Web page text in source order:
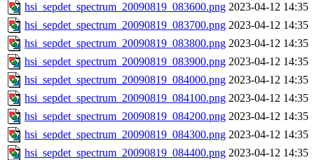
hsi_sepdet_spectrum_20090819_083600.png 2023-04-12 14:35
hsi_sepdet_spectrum_20090819_083700.png 2023-04-12 14:35
hsi_sepdet_spectrum_20090819_083800.png 2023-04-12 14:35
hsi_sepdet_spectrum_20090819_083900.png 2023-04-12 14:35
hsi_sepdet_spectrum_20090819_084000.png 2023-04-12 14:35
hsi_sepdet_spectrum_20090819_084100.png 2023-04-12 14:35
hsi_sepdet_spectrum_20090819_084200.png 2023-04-12 14:35
hsi_sepdet_spectrum_20090819_084300.png 2023-04-12 14:35
hsi_sepdet_spectrum_20090819_084400.png 2023-04-12 14:35